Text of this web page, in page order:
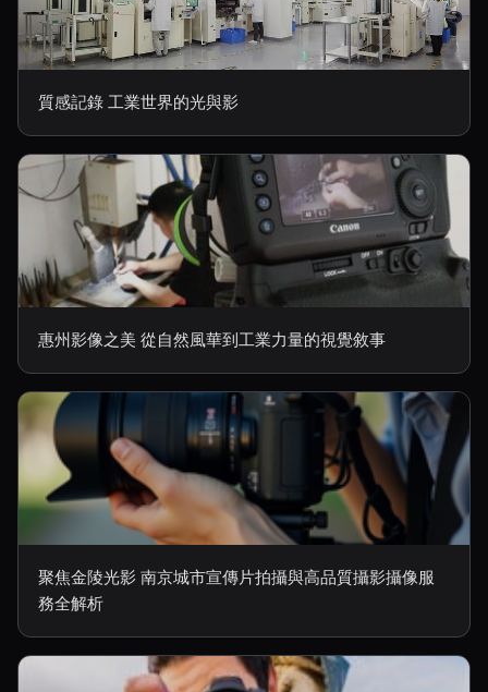
質感記錄 工業世界的光與影
惠州影像之美 從自然風華到工業力量的視覺敘事
聚焦金陵光影 南京城市宣傳片拍攝與高品質攝影攝像服
務全解析